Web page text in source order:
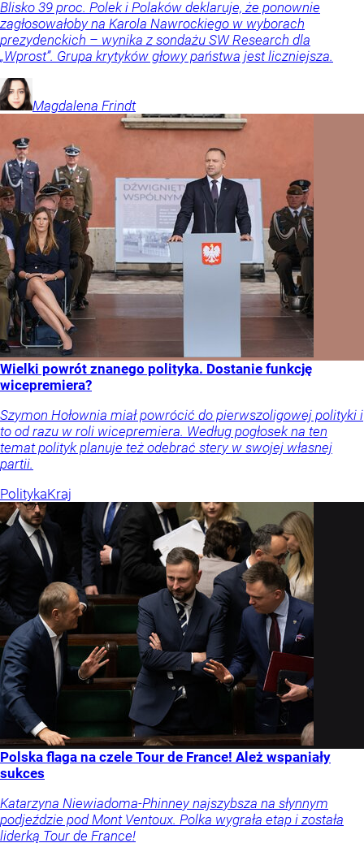
Blisko 39 proc. Polek i Polaków deklaruje, że ponownie
zagłosowałoby na Karola Nawrockiego w wyborach
prezydenckich – wynika z sondażu SW Research dla
„Wprost”. Grupa krytyków głowy państwa jest liczniejsza.
Magdalena Frindt
Wielki powrót znanego polityka. Dostanie funkcję
wicepremiera?
Szymon Hołownia miał powrócić do pierwszoligowej polityki i
to od razu w roli wicepremiera. Według pogłosek na ten
temat polityk planuje też odebrać stery w swojej własnej
partii.
PolitykaKraj
Polska flaga na czele Tour de France! Ależ wspaniały
sukces
Katarzyna Niewiadoma-Phinney najszybsza na słynnym
podjeździe pod Mont Ventoux. Polka wygrała etap i została
liderką Tour de France!